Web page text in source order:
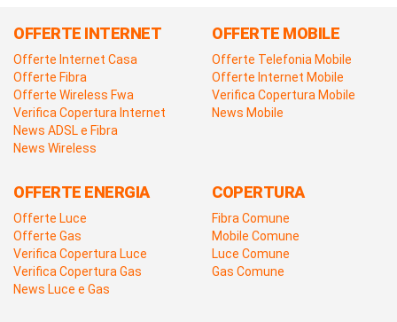
OFFERTE INTERNET
Offerte Internet Casa
Offerte Fibra
Offerte Wireless Fwa
Verifica Copertura Internet
News ADSL e Fibra
News Wireless
OFFERTE MOBILE
Offerte Telefonia Mobile
Offerte Internet Mobile
Verifica Copertura Mobile
News Mobile
OFFERTE ENERGIA
Offerte Luce
Offerte Gas
Verifica Copertura Luce
Verifica Copertura Gas
News Luce e Gas
COPERTURA
Fibra Comune
Mobile Comune
Luce Comune
Gas Comune